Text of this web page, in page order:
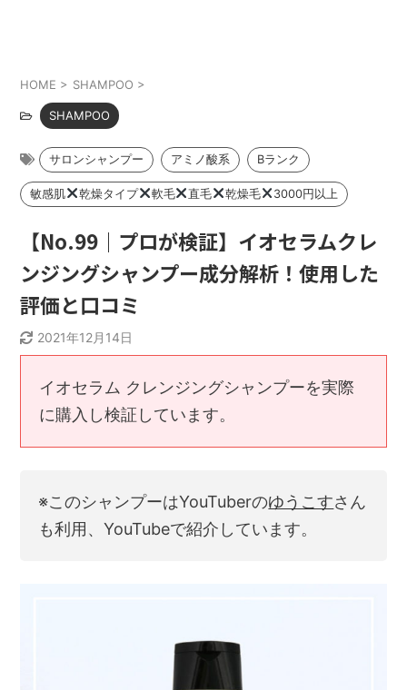
HOME > SHAMPOO >
SHAMPOO
【No.99｜プロが検証】イオセラムクレ
ンジングシャンプー成分解析！使用した
評価と口コミ
2021年12月14日
イオセラム クレンジングシャンプーを実際
に購入し検証しています。
※このシャンプーはYouTuberのゆうこすさん
も利用、YouTubeで紹介しています。